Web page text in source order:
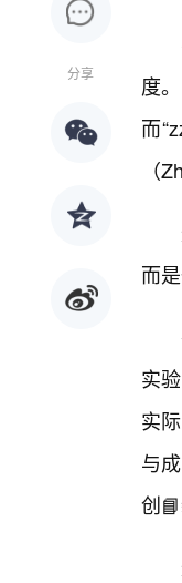
分享
度
而
（
而
实
实
与
创